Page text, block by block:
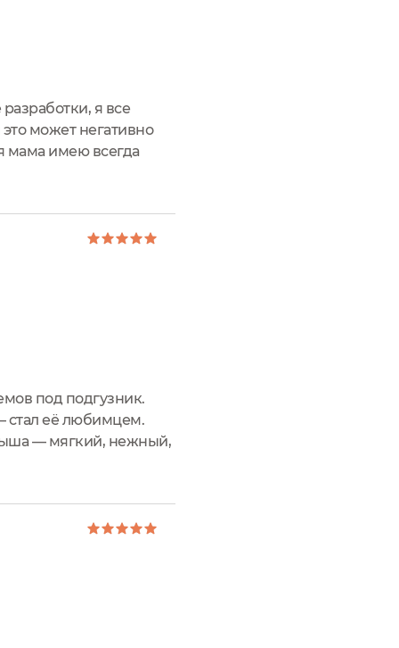
я все
может негативно
мама имею всегда
под подгузник.
её любимцем.
— мягкий, нежный,